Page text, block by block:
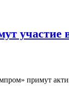
участие
примут